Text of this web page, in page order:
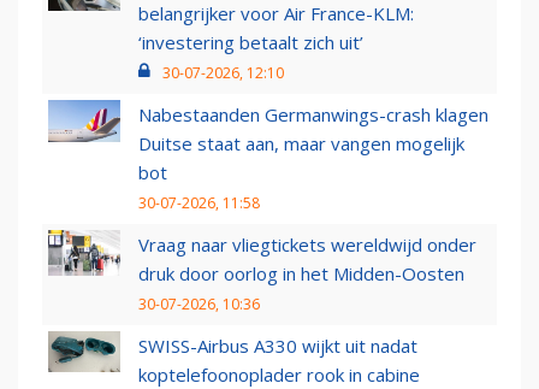
belangrijker voor Air France-KLM:
‘investering betaalt zich uit’
30-07-2026, 12:10
Nabestaanden Germanwings-crash klagen
Duitse staat aan, maar vangen mogelijk
bot
30-07-2026, 11:58
Vraag naar vliegtickets wereldwijd onder
druk door oorlog in het Midden-Oosten
30-07-2026, 10:36
SWISS-Airbus A330 wijkt uit nadat
koptelefoonoplader rook in cabine